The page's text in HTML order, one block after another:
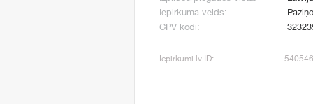
Iepirkuma veids:
CPV kodi:
Iepirkumi.lv ID: